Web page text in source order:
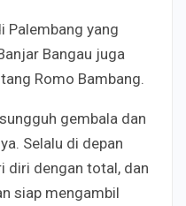
Palembang yang
Bangau juga
Romo Bambang.
gembala dan
Selalu di depan
diri dengan total, dan
siap mengambil